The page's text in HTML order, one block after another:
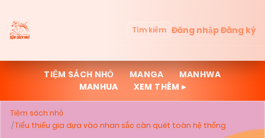
Tìm kiếm Đăng nhậpĐăng ký
TIỆM SÁCH NHỎ MANGA
MANHWA
MANHUA
XEM THÊM ▸
Tiệm sách nhỏ
Tiểu thiếu gia dựa vào nhan sắc càn quét toàn hệ thống